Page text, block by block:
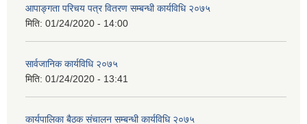
आपाङ्गता परिचय पत्र वितरण सम्बन्धी कार्यविधि २०७५
मिति: 01/24/2020 - 14:00
सार्वजानिक कार्यविधि २०७५
मिति: 01/24/2020 - 13:41
कार्यपालिका बैठक संचालन सम्बन्धी कार्यविधि २०७५